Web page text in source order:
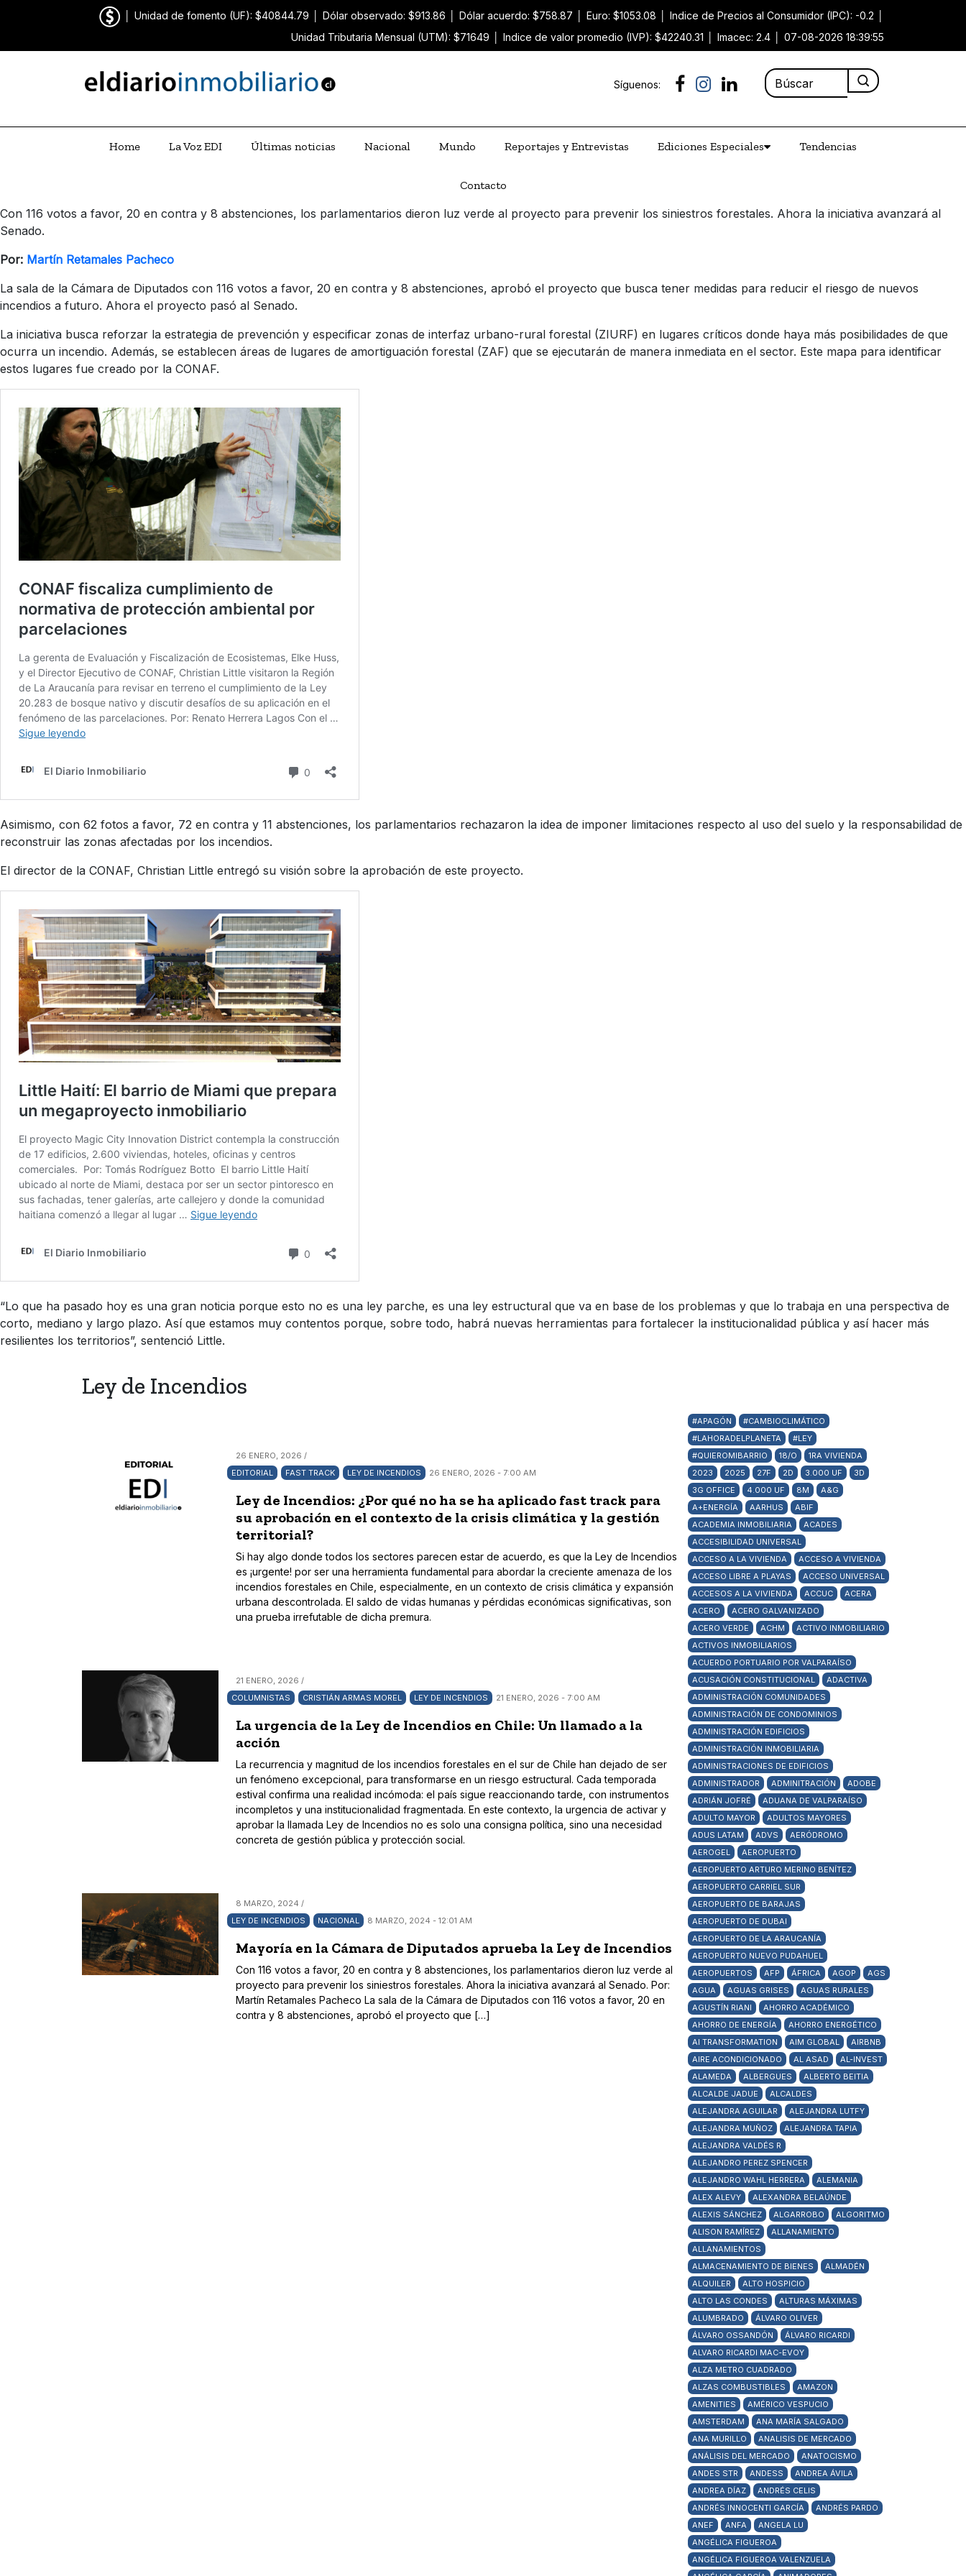
Unidad de fomento (UF): $40844.79 Dólar observado: $913.86 Dólar acuerdo: $758.87 Euro: $1053.08 Indice de Precios al Consumidor (IPC): -0.2
Unidad Tributaria Mensual (UTM): $71649
Indice de valor promedio (IVP): $42240.31 Imacec: 2.4 07-08-2026 18:39:55
Síguenos:
Home La Voz EDI Últimas noticias Nacional Mundo Reportajes y Entrevistas Ediciones Especiales Tendencias
Contacto
Con 116 votos a favor, 20 en contra y 8 abstenciones, los parlamentarios dieron luz verde al proyecto para prevenir los siniestros forestales. Ahora la iniciativa avanzará al
Senado.
Por: Martín Retamales Pacheco
La sala de la Cámara de Diputados con 116 votos a favor, 20 en contra y 8 abstenciones, aprobó el proyecto que busca tener medidas para reducir el riesgo de nuevos
incendios a futuro. Ahora el proyecto pasó al Senado.
La iniciativa busca reforzar la estrategia de prevención y especificar zonas de interfaz urbano-rural forestal (ZIURF) en lugares críticos donde haya más posibilidades de que
ocurra un incendio. Además, se establecen áreas de lugares de amortiguación forestal (ZAF) que se ejecutarán de manera inmediata en el sector. Este mapa para identificar
estos lugares fue creado por la CONAF.
Asimismo, con 62 fotos a favor, 72 en contra y 11 abstenciones, los parlamentarios rechazaron la idea de imponer limitaciones respecto al uso del suelo y la responsabilidad de
reconstruir las zonas afectadas por los incendios.
El director de la CONAF, Christian Little entregó su visión sobre la aprobación de este proyecto.
“Lo que ha pasado hoy es una gran noticia porque esto no es una ley parche, es una ley estructural que va en base de los problemas y que lo trabaja en una perspectiva de
corto, mediano y largo plazo. Así que estamos muy contentos porque, sobre todo, habrá nuevas herramientas para fortalecer la institucionalidad pública y así hacer más
resilientes los territorios”, sentenció Little.
Ley de Incendios
26 ENERO, 2026 /
EDITORIAL
FAST TRACK LEY DE INCENDIOS 26 ENERO, 2026 - 7:00 AM
Ley de Incendios: ¿Por qué no ha se ha aplicado fast track para
su aprobación en el contexto de la crisis climática y la gestión
territorial?
Si hay algo donde todos los sectores parecen estar de acuerdo, es que la Ley de Incendios
es ¡urgente! por ser una herramienta fundamental para abordar la creciente amenaza de los
incendios forestales en Chile, especialmente, en un contexto de crisis climática y expansión
urbana descontrolada. El saldo de vidas humanas y pérdidas económicas significativas, son
una prueba irrefutable de dicha premura.
21 ENERO, 2026 /
COLUMNISTAS
CRISTIÁN ARMAS MOREL LEY DE INCENDIOS 21 ENERO, 2026 - 7:00 AM
La urgencia de la Ley de Incendios en Chile: Un llamado a la
acción
La recurrencia y magnitud de los incendios forestales en el sur de Chile han dejado de ser
un fenómeno excepcional, para transformarse en un riesgo estructural. Cada temporada
estival confirma una realidad incómoda: el país sigue reaccionando tarde, con instrumentos
incompletos y una institucionalidad fragmentada. En este contexto, la urgencia de activar y
aprobar la llamada Ley de Incendios no es solo una consigna política, sino una necesidad
concreta de gestión pública y protección social.
8 MARZO, 2024 /
LEY DE INCENDIOS
NACIONAL 8 MARZO, 2024 - 12:01 AM
Mayoría en la Cámara de Diputados aprueba la Ley de Incendios
Con 116 votos a favor, 20 en contra y 8 abstenciones, los parlamentarios dieron luz verde al
proyecto para prevenir los siniestros forestales. Ahora la iniciativa avanzará al Senado. Por:
Martín Retamales Pacheco La sala de la Cámara de Diputados con 116 votos a favor, 20 en
contra y 8 abstenciones, aprobó el proyecto que […]
#APAGÓN
#CAMBIOCLIMÁTICO
#LAHORADELPLANETA
#LEY
#QUIEROMIBARRIO
18/O
1RA VIVIENDA
2023
2025 27F 2D 3.000 UF
3D
3G OFFICE
4.000 UF 8M
A&G
A+ENERGÍA
AARHUS
ABIF
ACADEMIA INMOBILIARIA
ACADES
ACCESIBILIDAD UNIVERSAL
ACCESO A LA VIVIENDA
ACCESO A VIVIENDA
ACCESO LIBRE A PLAYAS
ACCESO UNIVERSAL
ACCESOS A LA VIVIENDA
ACCUC
ACERA
ACERO
ACERO GALVANIZADO
ACERO VERDE
ACHM
ACTIVO INMOBILIARIO
ACTIVOS INMOBILIARIOS
ACUERDO PORTUARIO POR VALPARAÍSO
ACUSACIÓN CONSTITUCIONAL
ADACTIVA
ADMINISTRACIÓN COMUNIDADES
ADMINISTRACIÓN DE CONDOMINIOS
ADMINISTRACIÓN EDIFICIOS
ADMINISTRACIÓN INMOBILIARIA
ADMINISTRACIONES DE EDIFICIOS
ADMINISTRADOR
ADMINITRACIÓN
ADOBE
ADRIÁN JOFRÉ
ADUANA DE VALPARAÍSO
ADULTO MAYOR
ADULTOS MAYORES
ADUS LATAM
ADVS
AERÓDROMO
AEROGEL
AEROPUERTO
AEROPUERTO ARTURO MERINO BENÍTEZ
AEROPUERTO CARRIEL SUR
AEROPUERTO DE BARAJAS
AEROPUERTO DE DUBAI
AEROPUERTO DE LA ARAUCANÍA
AEROPUERTO NUEVO PUDAHUEL
AEROPUERTOS
AFP ÁFRICA AGOP
AGS
AGUA
AGUAS GRISES
AGUAS RURALES
AGUSTÍN RIANI
AHORRO ACADÉMICO
AHORRO DE ENERGÍA
AHORRO ENERGÉTICO
AI TRANSFORMATION
AIM GLOBAL
AIRBNB
AIRE ACONDICIONADO
AL ASAD
AL-INVEST
ALAMEDA
ALBERGUES
ALBERTO BEITIA
ALCALDE JADUE
ALCALDES
ALEJANDRA AGUILAR
ALEJANDRA LUTFY
ALEJANDRA MUÑOZ
ALEJANDRA TAPIA
ALEJANDRA VALDÉS R
ALEJANDRO PEREZ SPENCER
ALEJANDRO WAHL HERRERA
ALEMANIA
ALEX ALEVY
ALEXANDRA BELAÚNDE
ALEXIS SÁNCHEZ
ALGARROBO
ALGORITMO
ALISON RAMÍREZ
ALLANAMIENTO
ALLANAMIENTOS
ALMACENAMIENTO DE BIENES
ALMADÉN
ALQUILER
ALTO HOSPICIO
ALTO LAS CONDES
ALTURAS MÁXIMAS
ALUMBRADO
ÁLVARO OLIVER
ÁLVARO OSSANDÓN
ÁLVARO RICARDI
ALVARO RICARDI MAC-EVOY
ALZA METRO CUADRADO
ALZAS COMBUSTIBLES
AMAZON
AMENITIES
AMÉRICO VESPUCIO
AMSTERDAM
ANA MARÍA SALGADO
ANA MURILLO
ANALISIS DE MERCADO
ANÁLISIS DEL MERCADO
ANATOCISMO
ANDES STR
ANDESS
ANDREA ÁVILA
ANDREA DÍAZ
ANDRÉS CELIS
ANDRÉS INNOCENTI GARCÍA
ANDRÉS PARDO
ANEF
ANFA
ANGELA LU
ANGÉLICA FIGUEROA
ANGÉLICA FIGUEROA VALENZUELA